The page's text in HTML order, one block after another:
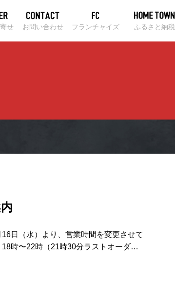
せ お問い合わせ フランチャイズ ふるさと納税
日（水）より、営業時間を変更させて
時〜22時（21時30分ラストオーダ…